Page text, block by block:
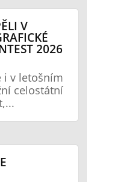
V
2026
i v letošním
celostátní